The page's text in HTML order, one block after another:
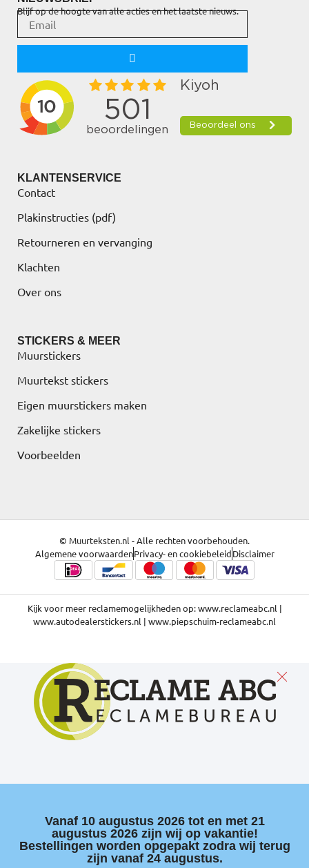
Blijf op de hoogte van alle acties en het laatste nieuws.
KLANTENSERVICE
Contact
Plakinstructies (pdf)
Retourneren en vervanging
Klachten
Over ons
STICKERS & MEER
Muurstickers
Muurtekst stickers
Eigen muurstickers maken
Zakelijke stickers
Voorbeelden
© Muurteksten.nl - Alle rechten voorbehouden.
Algemene voorwaardenPrivacy- en cookiebeleidDisclaimer
Kijk voor meer reclamemogelijkheden op:www.reclameabc.nl |
www.autodealerstickers.nl | www.piepschuim-reclameabc.nl
Vanaf 10 augustus 2026 tot en met 21
augustus 2026 zijn wij op vakantie!
Bestellingen worden opgepakt zodra wij terug
zijn vanaf 24 augustus.​